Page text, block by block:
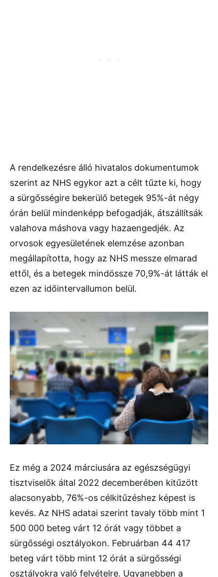
A rendelkezésre álló hivatalos dokumentumok
szerint az NHS egykor azt a célt tűzte ki, hogy
a sürgősségire bekerülő betegek 95%-át négy
órán belül mindenképp befogadják, átszállítsák
valahova máshova vagy hazaengedjék. Az
orvosok egyesületének elemzése azonban
megállapította, hogy az NHS messze elmarad
ettől, és a betegek mindössze 70,9%-át látták el
ezen az időintervallumon belül.
Ez még a 2024 márciusára az egészségügyi
tisztviselők által 2022 decemberében kitűzött
alacsonyabb, 76%-os célkitűzéshez képest is
kevés. Az NHS adatai szerint tavaly több mint 1
500 000 beteg várt 12 órát vagy többet a
sürgősségi osztályokon. Februárban 44 417
beteg várt több mint 12 órát a sürgősségi
osztályokra való felvételre. Ugyanebben a